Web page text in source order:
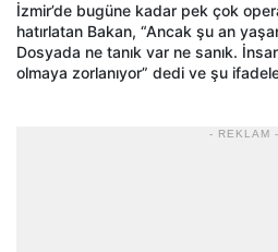
İzmir’de bugüne kadar pek çok
hatırlatan Bakan, “Ancak şu an
Dosyada ne tanık var ne sanık.
olmaya zorlanıyor” dedi ve şu
- REKLAM -